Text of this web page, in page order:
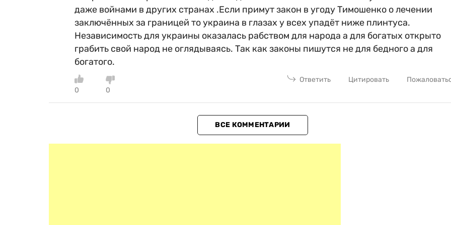
даже войнами в других странах .Если примут закон в угоду Тимошенко о лечении
заключённых за границей то украина в глазах у всех упадёт ниже плинтуса.
Независимость для украины оказалась рабством для народа а для богатых открыто
грабить свой народ не оглядываясь. Так как законы пишутся не для бедного а для
богатого.
0 0
Ответить Цитировать
ВСЕ КОММЕНТАРИИ